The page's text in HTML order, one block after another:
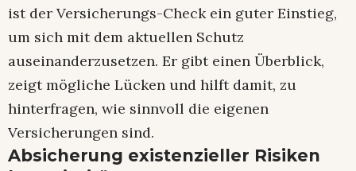
ist der Versicherungs-Check ein guter Einstieg,
um sich mit dem aktuellen Schutz
auseinanderzusetzen. Er gibt einen Überblick,
zeigt mögliche Lücken und hilft damit, zu
hinterfragen, wie sinnvoll die eigenen
Versicherungen sind.
Absicherung existenzieller Risiken